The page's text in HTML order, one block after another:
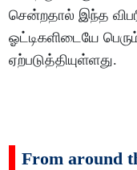
சென்றதால் இந்த
ஓட்டிகளிடையே
ஏற்படுத்தியுள்ளது.
From around